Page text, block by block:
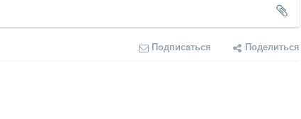
Подписаться Поделиться